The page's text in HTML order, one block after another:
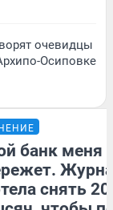
очевидцы
Осиповке
банк меня
снять